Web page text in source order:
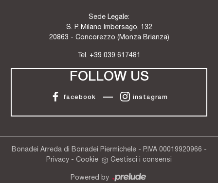
Sede Legale:
S. P. Milano Imbersago, 132
20863 - Concorezzo (Monza Brianza)
Tel. +39 039 617481
FOLLOW US
facebook instagram
Bonadei Arreda di Bonadei Piermichele - P.IVA 00019920966 -
Privacy - Cookie Gestisci i consensi
Powered by